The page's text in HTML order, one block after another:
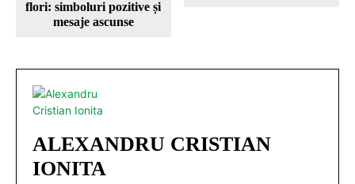
flori: simboluri pozitive și
mesaje ascunse
ALEXANDRU CRISTIAN
IONITA